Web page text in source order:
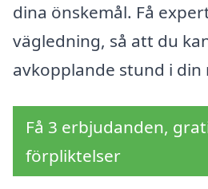
dina önskemål. Få
vägledning, så att du
avkopplande stund i din
Få 3 erbjudanden,
förpliktelser